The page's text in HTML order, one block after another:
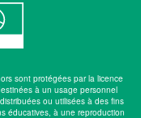
sont protégées par la licence
à un usage personnel
ou utilisées à des fins
éducatives, à une reproduction